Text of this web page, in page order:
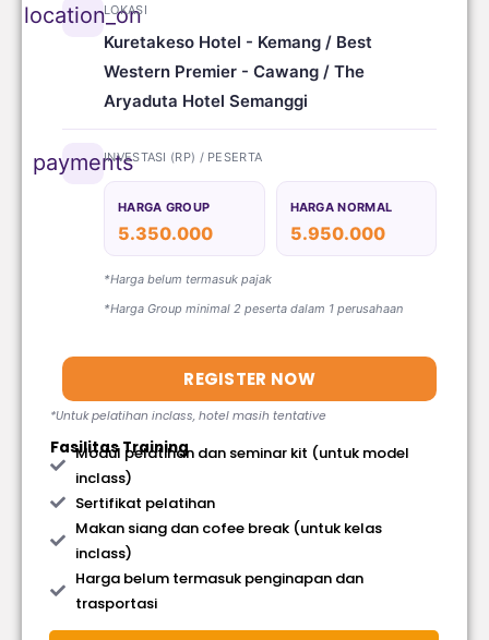
location_on
LOKASI
Kuretakeso Hotel - Kemang / Best
Western Premier - Cawang / The
Aryaduta Hotel Semanggi
paymentsINVESTASI (RP) / PESERTA
HARGA GROUP
5.350.000
HARGA NORMAL
5.950.000
*Harga belum termasuk pajak
*Harga Group minimal 2 peserta dalam 1 perusahaan
REGISTER NOW
*Untuk pelatihan inclass, hotel masih tentative
Fasilitas Training
Modul pelatihan dan seminar kit (untuk model
inclass)
Sertifikat pelatihan
Makan siang dan cofee break (untuk kelas
inclass)
Harga belum termasuk penginapan dan
trasportasi